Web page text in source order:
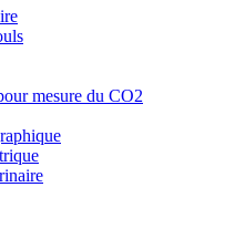
mesure du CO2